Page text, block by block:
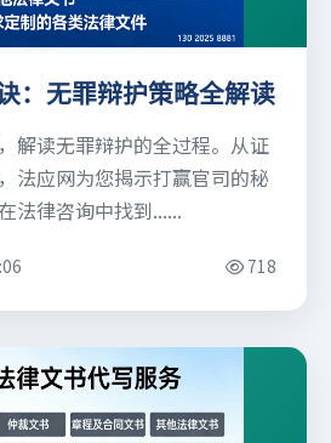
：无罪辩护策略全解读
解读无罪辩护的全过程。从证
法应网为您揭示打赢官司的秘
法律咨询中找到......
718